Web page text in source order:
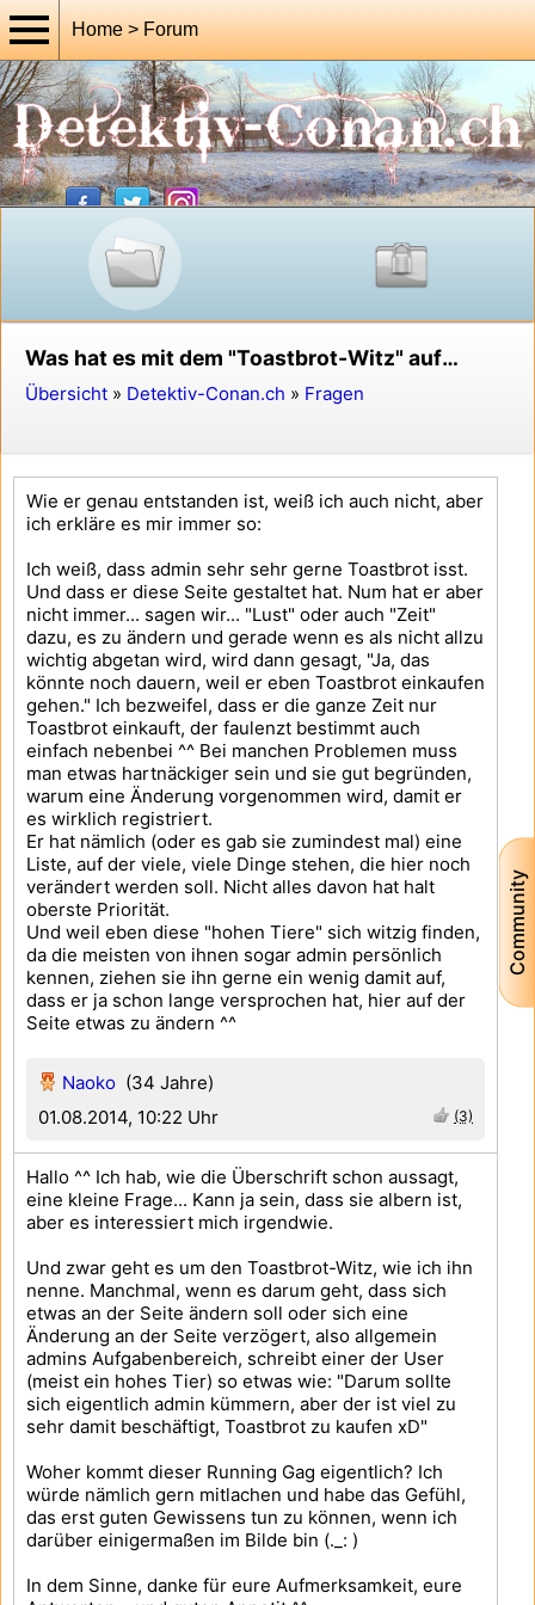
Home > Forum
Community
Was hat es mit dem "Toastbrot-Witz" auf sich?
Übersicht » Detektiv-Conan.ch » Fragen
Naoko (34 Jahre)
01.08.2014, 10:22 Uhr
(3)
Wie er genau entstanden ist, weiß ich auch nicht, aber
ich erkläre es mir immer so:
Ich weiß, dass admin sehr sehr gerne Toastbrot isst.
Und dass er diese Seite gestaltet hat. Num hat er aber
nicht immer... sagen wir... "Lust" oder auch "Zeit"
dazu, es zu ändern und gerade wenn es als nicht allzu
wichtig abgetan wird, wird dann gesagt, "Ja, das
könnte noch dauern, weil er eben Toastbrot einkaufen
gehen." Ich bezweifel, dass er die ganze Zeit nur
Toastbrot einkauft, der faulenzt bestimmt auch
einfach nebenbei ^^ Bei manchen Problemen muss
man etwas hartnäckiger sein und sie gut begründen,
warum eine Änderung vorgenommen wird, damit er
es wirklich registriert.
Er hat nämlich (oder es gab sie zumindest mal) eine
Liste, auf der viele, viele Dinge stehen, die hier noch
verändert werden soll. Nicht alles davon hat halt
oberste Priorität.
Und weil eben diese "hohen Tiere" sich witzig finden,
da die meisten von ihnen sogar admin persönlich
kennen, ziehen sie ihn gerne ein wenig damit auf,
dass er ja schon lange versprochen hat, hier auf der
Seite etwas zu ändern ^^
Hallo ^^ Ich hab, wie die Überschrift schon aussagt,
eine kleine Frage... Kann ja sein, dass sie albern ist,
aber es interessiert mich irgendwie.
Und zwar geht es um den Toastbrot-Witz, wie ich ihn
nenne. Manchmal, wenn es darum geht, dass sich
etwas an der Seite ändern soll oder sich eine
Änderung an der Seite verzögert, also allgemein
admins Aufgabenbereich, schreibt einer der User
(meist ein hohes Tier) so etwas wie: "Darum sollte
sich eigentlich admin kümmern, aber der ist viel zu
sehr damit beschäftigt, Toastbrot zu kaufen xD"
Woher kommt dieser Running Gag eigentlich? Ich
würde nämlich gern mitlachen und habe das Gefühl,
das erst guten Gewissens tun zu können, wenn ich
darüber einigermaßen im Bilde bin (._: )
In dem Sinne, danke für eure Aufmerksamkeit, eure